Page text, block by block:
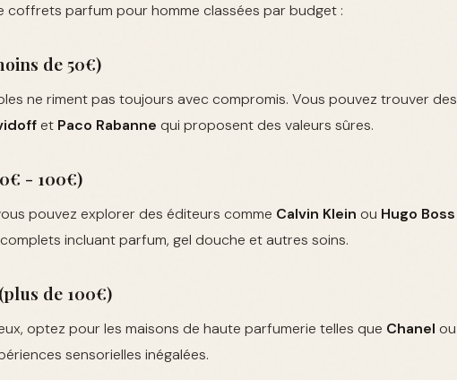
coffrets parfum pour homme classées par budget :
de 50€)
ne riment pas toujours avec compromis. Vous pouvez trouver des
et Paco Rabanne qui proposent des valeurs sûres.
- 100€)
pouvez explorer des éditeurs comme Calvin Klein ou Hugo Boss
incluant parfum, gel douche et autres soins.
de 100€)
optez pour les maisons de haute parfumerie telles que Chanel ou
sensorielles inégalées.